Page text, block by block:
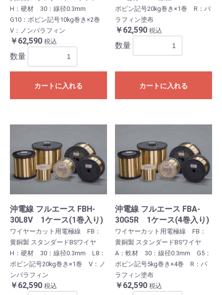
H：硬材 30：線径0.3mm
G10：ボビン記号10kg巻き×2巻
V：ノンパラフィン
￥62,590 税込
数量
カートに入れる
ボビン記号20kg巻き×1巻 R：パ
ラフィン塗布
￥62,590 税込
数量
カートに入れる
沖電線 フルエース FBH-
30L8V 1ケース(1巻入り)
ワイヤーカット用電極線 FB：
黄銅製 スタンダードBSワイヤ
H：硬材 30：線径0.3mm L8：
ボビン記号20kg巻き×1巻 V：ノ
ンパラフィン
￥62,590 税込
沖電線 フルエース FBA-
30G5R 1ケース(4巻入り)
ワイヤーカット用電極線 FB：
黄銅製 スタンダードBSワイヤ
A：軟材 30：線径0.3mm G5：
ボビン記号5kg巻き×4巻 R：パ
ラフィン塗布
￥62,590 税込